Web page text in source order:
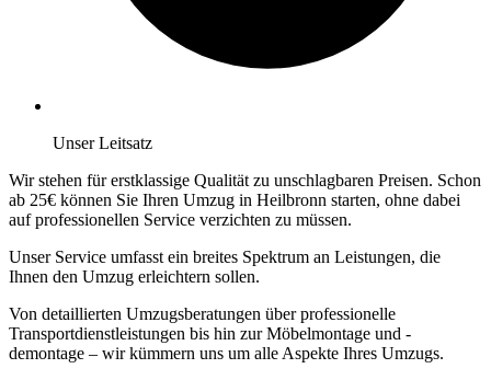
Unser Leitsatz
Wir stehen für erstklassige Qualität zu unschlagbaren Preisen. Schon
ab 25€ können Sie Ihren Umzug in Heilbronn starten, ohne dabei
auf professionellen Service verzichten zu müssen.
Unser Service umfasst ein breites Spektrum an Leistungen, die
Ihnen den Umzug erleichtern sollen.
Von detaillierten Umzugsberatungen über professionelle
Transportdienstleistungen bis hin zur Möbelmontage und -
demontage – wir kümmern uns um alle Aspekte Ihres Umzugs.